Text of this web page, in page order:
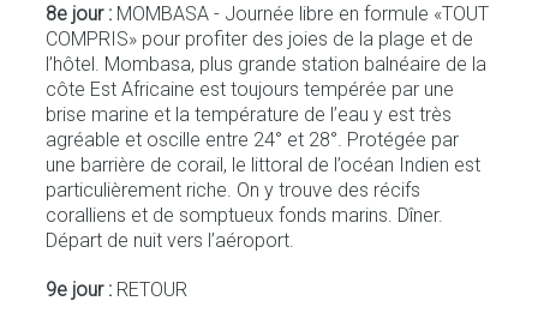
8e jour : MOMBASA - Journée libre en formule «TOUT
COMPRIS» pour profiter des joies de la plage et de
l’hôtel. Mombasa, plus grande station balnéaire de la
côte Est Africaine est toujours tempérée par une
brise marine et la température de l’eau y est très
agréable et oscille entre 24° et 28°. Protégée par
une barrière de corail, le littoral de l’océan Indien est
particulièrement riche. On y trouve des récifs
coralliens et de somptueux fonds marins. Dîner.
Départ de nuit vers l’aéroport.
9e jour : RETOUR